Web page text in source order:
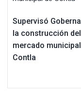
Supervisó
la construcción del
mercado
Contla